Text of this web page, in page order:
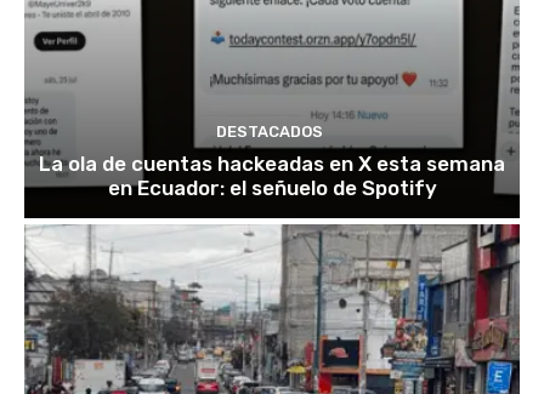
DESTACADOS
La ola de cuentas hackeadas en X esta semana
en Ecuador: el señuelo de Spotify